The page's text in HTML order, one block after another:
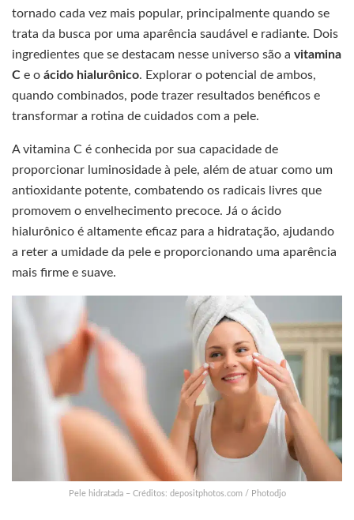
tornado cada vez mais popular, principalmente quando se
trata da busca por uma aparência saudável e radiante. Dois
ingredientes que se destacam nesse universo são a vitamina
C e o ácido hialurônico. Explorar o potencial de ambos,
quando combinados, pode trazer resultados benéficos e
transformar a rotina de cuidados com a pele.
A vitamina C é conhecida por sua capacidade de
proporcionar luminosidade à pele, além de atuar como um
antioxidante potente, combatendo os radicais livres que
promovem o envelhecimento precoce. Já o ácido
hialurônico é altamente eficaz para a hidratação, ajudando
a reter a umidade da pele e proporcionando uma aparência
mais firme e suave.
Pele hidratada – Créditos: depositphotos.com / Photodjo